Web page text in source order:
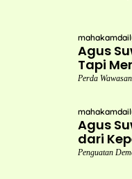
Agus
Tapi
Perda
Agus
dari
Penguatan